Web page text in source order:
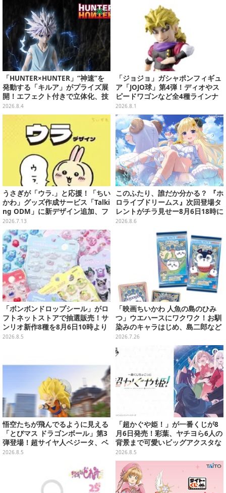
「HUNTER×HUNTER」“神速”を
発動する「キルア」がプライズ展
開！エフェクト付きで立体化、技
名アクリルパネル付き
2026.8.4
「ジョジョ」ガシャポンフィギュ
ア「JOJO球」第4弾！ディオやス
ピードワゴンなど全4種ラインナ
ップ
2026.8.1
うさぎが「ウラ.」と応援！「ちい
かわ」グッズ作成サービス「Talki
ng ODM」に新デザイン追加、フ
ェイスタオルやTシャツなどライ
ンナップ
2026.7.13
このふたり、誰だか分かる？ 『ホ
ロライブドリームス』次回登場タ
レントがチラ見せー8月6日18時に
詳細が公開
2026.8.6
「ボンボンドロップシール」がロ
フトネットストアで抽選販売！サ
ンリオ新作8種を8月6日10時より
受付開始
2026.8.5
「映画ちいかわ 人魚の島のひみ
つ」ウエハースにワクワク！お馴
染みのキャラはじめ、島二郎など
セイレーン編カード全22種
2026.7.26
悟空たちが飛んでるように見える
「とびマス ドラゴンボール」第3
弾登場！超サイヤ人ベジータ、ベ
ジットなど全6種
2026.8.5
「超かぐや姫！」が一番くじが8
月6日発売！彩葉、ヤチヨら6人の
背景まで可愛いビッグアクスタな
ど
2026.8.5